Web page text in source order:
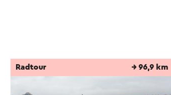
Radtour → 96,9 km